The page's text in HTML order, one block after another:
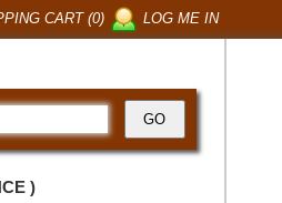
LOG ME IN
CART (0)
)